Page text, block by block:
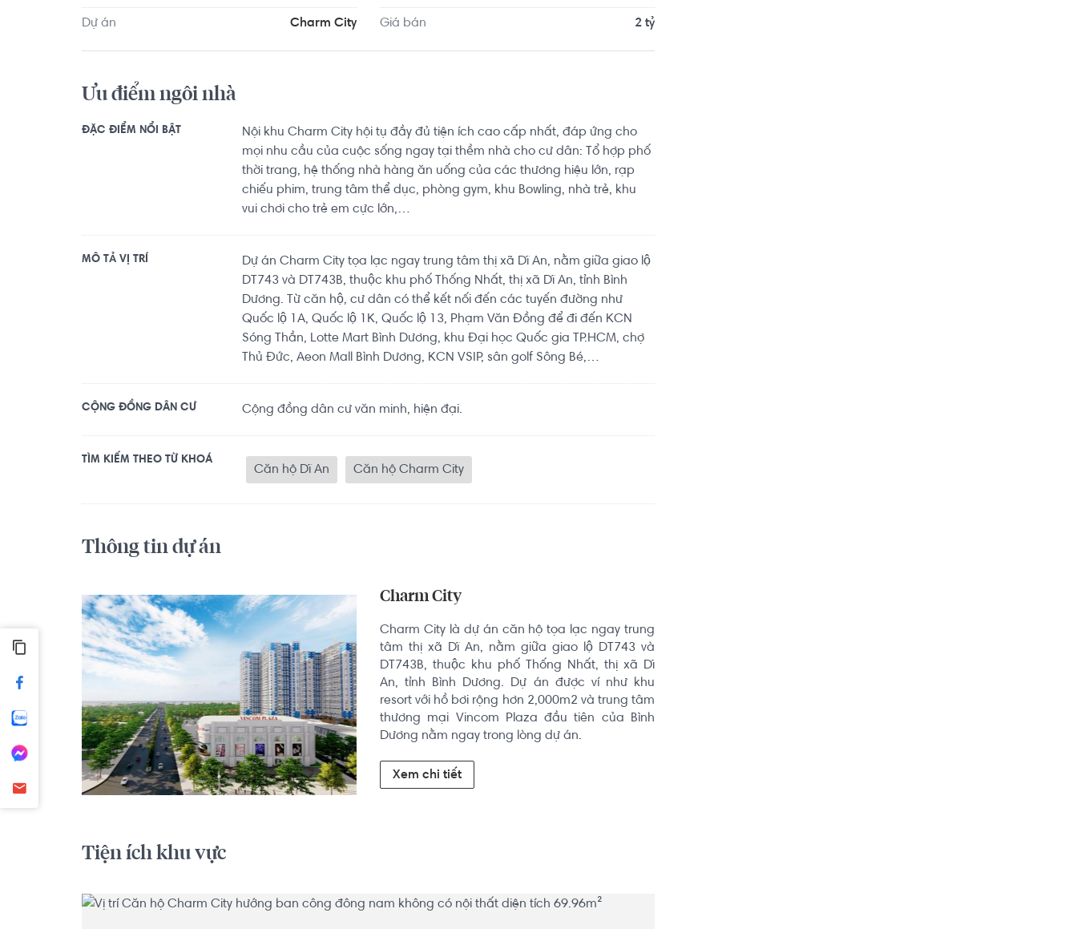
Trường Tiểu học Trương Văn Thành khoảng 9.7km. Di chuyển tới Phòng tập Gym Bình Triệu khoảng
9.3km, BGym Club Fitness & Yoga khoảng 7.9km. Tọa lạc tại vị trí thuận tiện di chuyển với đầy đủ
các tiện ích về y tế, giáo dục và giải trí.
Dự án Charm City Giá bán 2 tỷ
Ưu điểm ngôi nhà
ĐẶC ĐIỂM NỔI BẬT
Nội khu Charm City hội tụ đầy đủ tiện ích cao cấp nhất, đáp ứng cho
mọi nhu cầu của cuộc sống ngay tại thềm nhà cho cư dân: Tổ hợp phố
thời trang, hệ thống nhà hàng ăn uống của các thương hiệu lớn, rạp
chiếu phim, trung tâm thể dục, phòng gym, khu Bowling, nhà trẻ, khu
vui chơi cho trẻ em cực lớn,…
MÔ TẢ VỊ TRÍ
Dự án Charm City tọa lạc ngay trung tâm thị xã Dĩ An, nằm giữa giao lộ
DT743 và DT743B, thuộc khu phố Thống Nhất, thị xã Dĩ An, tỉnh Bình
Dương. Từ căn hộ, cư dân có thể kết nối đến các tuyến đường như
Quốc lộ 1A, Quốc lộ 1K, Quốc lộ 13, Phạm Văn Đồng để đi đến KCN
Sóng Thần, Lotte Mart Bình Dương, khu Đại học Quốc gia TP.HCM, chợ
Thủ Đức, Aeon Mall Bình Dương, KCN VSIP, sân golf Sông Bé,…
CỘNG ĐỒNG DÂN CƯ Cộng đồng dân cư văn minh, hiện đại.
TÌM KIẾM THEO TỪ KHOÁ
Căn hộ Dĩ An Căn hộ Charm City
Thông tin dự án
Charm City
Charm City là dự án căn hộ tọa lạc ngay trung
tâm thị xã Dĩ An, nằm giữa giao lộ DT743 và
DT743B, thuộc khu phố Thống Nhất, thị xã Dĩ
An, tỉnh Bình Dương. Dự án được ví như khu
resort với hồ bơi rộng hơn 2,000m2 và trung tâm
thương mại Vincom Plaza đầu tiên của Bình
Dương nằm ngay trong lòng dự án.
Xem chi tiết
Tiện ích khu vực